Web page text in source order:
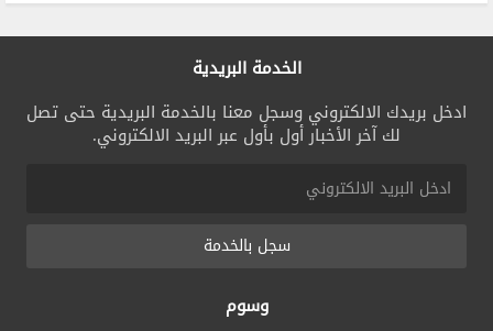
الخدمة البريدية
ادخل بريدك الالكتروني وسجل معنا بالخدمة البريدية حتى تصل
لك آخر الأخبار أول بأول عبر البريد الالكتروني.
سجل بالخدمة
وسوم